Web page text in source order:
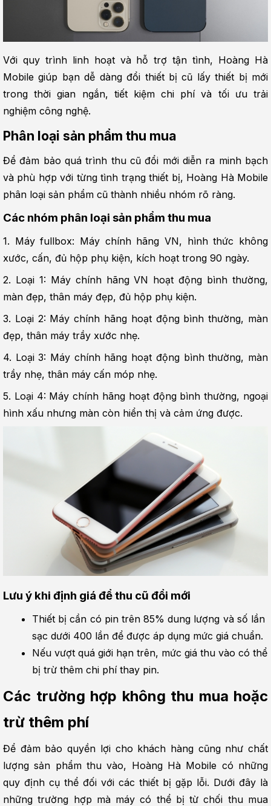
Với quy trình linh hoạt và hỗ trợ tận tình, Hoàng Hà
Mobile giúp bạn dễ dàng đổi thiết bị cũ lấy thiết bị mới
trong thời gian ngắn, tiết kiệm chi phí và tối ưu trải
nghiệm công nghệ.
Phân loại sản phẩm thu mua
Để đảm bảo quá trình thu cũ đổi mới diễn ra minh bạch
và phù hợp với từng tình trạng thiết bị, Hoàng Hà Mobile
phân loại sản phẩm cũ thành nhiều nhóm rõ ràng.
Các nhóm phân loại sản phẩm thu mua
1. Máy fullbox: Máy chính hãng VN, hình thức không
xước, cấn, đủ hộp phụ kiện, kích hoạt trong 90 ngày.
2. Loại 1: Máy chính hãng VN hoạt động bình thường,
màn đẹp, thân máy đẹp, đủ hộp phụ kiện.
3. Loại 2: Máy chính hãng hoạt động bình thường, màn
đẹp, thân máy trầy xước nhẹ.
4. Loại 3: Máy chính hãng hoạt động bình thường, màn
trầy nhẹ, thân máy cấn móp nhẹ.
5. Loại 4: Máy chính hãng hoạt động bình thường, ngoại
hình xấu nhưng màn còn hiển thị và cảm ứng được.
Lưu ý khi định giá để thu cũ đổi mới
Thiết bị cần có pin trên 85% dung lượng và số lần
sạc dưới 400 lần để được áp dụng mức giá chuẩn.
Nếu vượt quá giới hạn trên, mức giá thu vào có thể
bị trừ thêm chi phí thay pin.
Các trường hợp không thu mua hoặc
trừ thêm phí
Để đảm bảo quyền lợi cho khách hàng cũng như chất
lượng sản phẩm thu vào, Hoàng Hà Mobile có những
quy định cụ thể đối với các thiết bị gặp lỗi. Dưới đây là
những trường hợp mà máy có thể bị từ chối thu mua